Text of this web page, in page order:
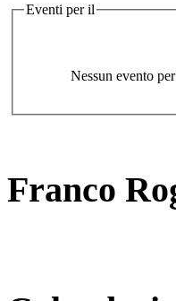
Eventi per il
Nessun evento
Franco